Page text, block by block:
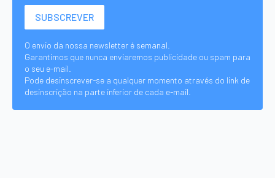
O envio da nossa newsletter é semanal.
Garantimos que nunca enviaremos publicidade ou spam para
o seu e-mail.
Pode desinscrever-se a qualquer momento através do link de
desinscrição na parte inferior de cada e-mail.